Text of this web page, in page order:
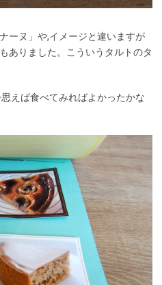
ーヌ」や,イメージと違いますが
ありました。こういうタルトのタ
えば食べてみればよかったかな